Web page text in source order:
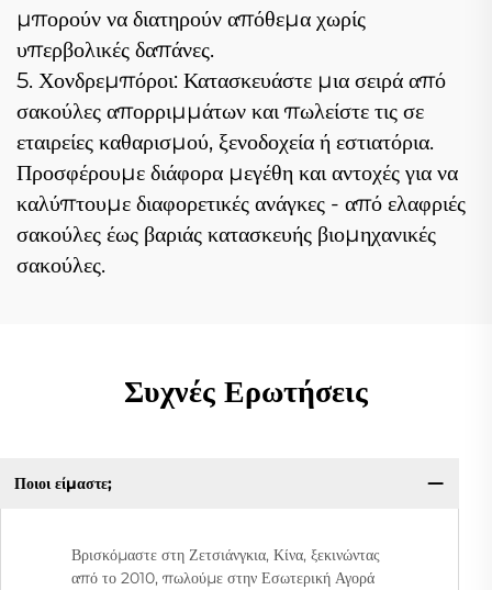
μπορούν να διατηρούν απόθεμα χωρίς
υπερβολικές δαπάνες.
5. Χονδρεμπόροι: Κατασκευάστε μια σειρά από
σακούλες απορριμμάτων και πωλείστε τις σε
εταιρείες καθαρισμού, ξενοδοχεία ή εστιατόρια.
Προσφέρουμε διάφορα μεγέθη και αντοχές για να
καλύπτουμε διαφορετικές ανάγκες - από ελαφριές
σακούλες έως βαριάς κατασκευής βιομηχανικές
σακούλες.
Συχνές Ερωτήσεις
Ποιοι είμαστε;
Βρισκόμαστε στη Ζετσιάνγκια, Κίνα, ξεκινώντας
από το 2010, πωλούμε στην Εσωτερική Αγορά